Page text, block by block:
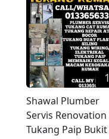
1
Shawal Plumber
Servis Renovation
Tukang Paip Bukit